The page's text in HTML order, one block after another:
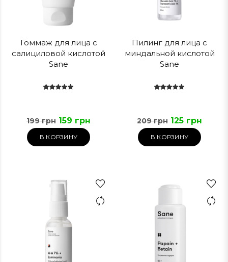
Гоммаж для лица с
салициловой кислотой
Sane
199 грн 159 грн
В КОРЗИНУ
Пилинг для лица с
миндальной кислотой
Sane
209 грн 125 грн
В КОРЗИНУ